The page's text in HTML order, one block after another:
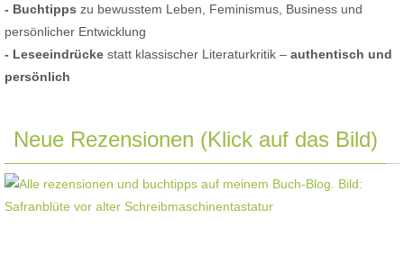
- Buchtipps zu bewusstem Leben, Feminismus, Business und
persönlicher Entwicklung
- Leseeindrücke statt klassischer Literaturkritik – authentisch und
persönlich
Neue Rezensionen (Klick auf das Bild)